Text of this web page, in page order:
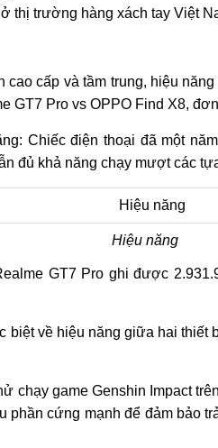
thị trường hàng xách tay Việt
cấp và tầm trung, hiệu
GT7 Pro vs OPPO Find X8,
Chiếc điện thoại đã một
đủ khả năng chạy mượt các
Hiệu năng
GT7 Pro ghi được
biệt về hiệu năng giữa hai
chạy game Genshin Impact
phần cứng mạnh để đảm bảo